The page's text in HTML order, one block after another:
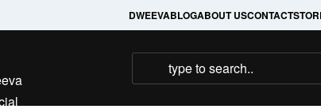
DWEEVABLOGABOUT USCONTACT